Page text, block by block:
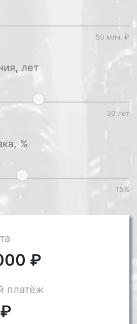
50 млн. ₽
лет
30 лет
%
15%
₽
платёж
₽